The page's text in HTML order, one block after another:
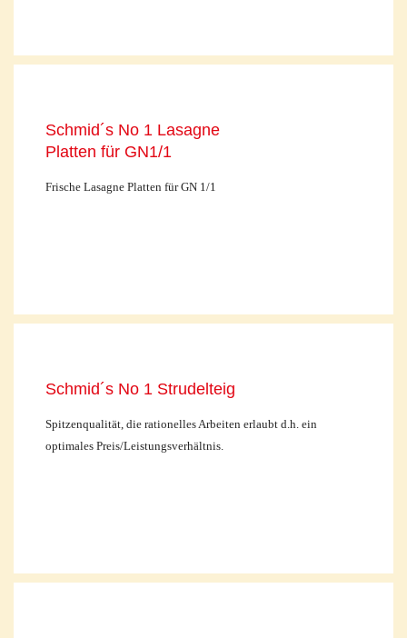
Schmid´s No 1 Lasagne
Platten für GN1/1
Frische Lasagne Platten für GN 1/1
Schmid´s No 1 Strudelteig
Spitzenqualität, die rationelles Arbeiten erlaubt d.h. ein
optimales Preis/Leistungsverhältnis.